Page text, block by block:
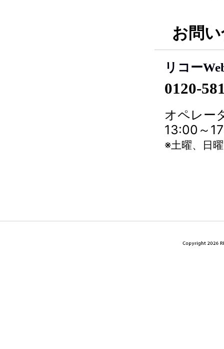
お問
リコー
0120-
オペレー
13:00～
※土曜、日